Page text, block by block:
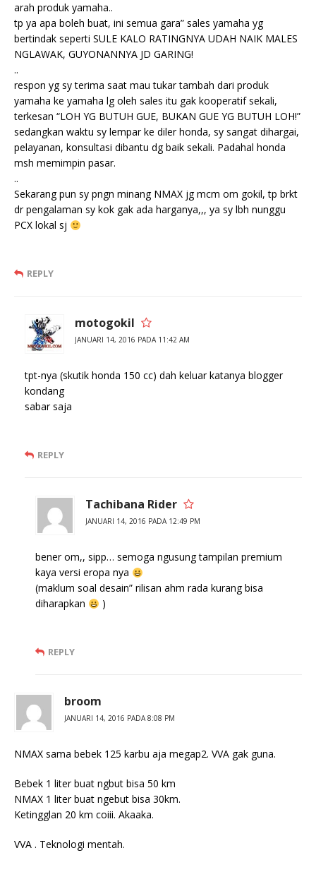
arah produk yamaha..
tp ya apa boleh buat, ini semua gara” sales yamaha yg
bertindak seperti SULE KALO RATINGNYA UDAH NAIK MALES
NGLAWAK, GUYONANNYA JD GARING!
..
respon yg sy terima saat mau tukar tambah dari produk
yamaha ke yamaha lg oleh sales itu gak kooperatif sekali,
terkesan “LOH YG BUTUH GUE, BUKAN GUE YG BUTUH LOH!”
sedangkan waktu sy lempar ke diler honda, sy sangat dihargai,
pelayanan, konsultasi dibantu dg baik sekali. Padahal honda
msh memimpin pasar.
..
Sekarang pun sy pngn minang NMAX jg mcm om gokil, tp brkt
dr pengalaman sy kok gak ada harganya,,, ya sy lbh nunggu
PCX lokal sj
REPLY
motogokil
JANUARI 14, 2016 PADA 11:42 AM
tpt-nya (skutik honda 150 cc) dah keluar katanya blogger
kondang
sabar saja
REPLY
Tachibana Rider
JANUARI 14, 2016 PADA 12:49 PM
bener om,, sipp… semoga ngusung tampilan premium
kaya versi eropa nya
(maklum soal desain” rilisan ahm rada kurang bisa
diharapkan
)
REPLY
broom
JANUARI 14, 2016 PADA 8:08 PM
NMAX sama bebek 125 karbu aja megap2. VVA gak guna.
Bebek 1 liter buat ngbut bisa 50 km
NMAX 1 liter buat ngebut bisa 30km.
Ketingglan 20 km coiii. Akaaka.
VVA . Teknologi mentah.